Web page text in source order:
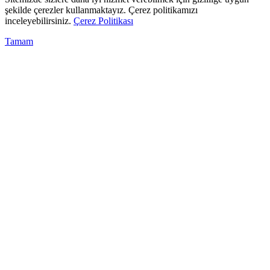
şekilde çerezler kullanmaktayız. Çerez politikamızı
inceleyebilirsiniz. Çerez Politikası
Tamam